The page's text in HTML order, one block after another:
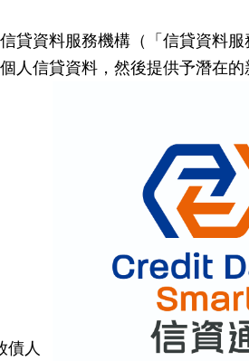
貸資料服務機構（「信貸資料服
人信貸資料，然後提供予潛在的
債人